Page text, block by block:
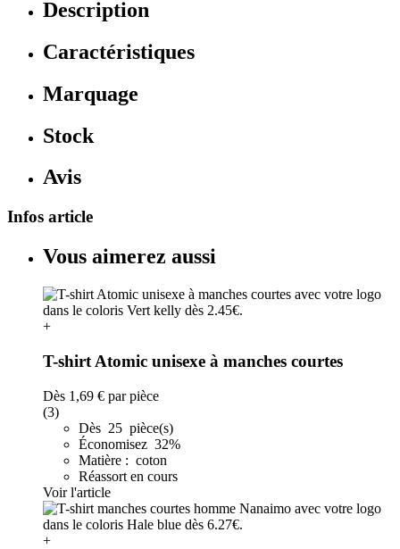
Description
Caractéristiques
Marquage
Stock
Avis
Infos article
Vous aimerez aussi
+
T-shirt Atomic unisexe à manches courtes
Dès 1,69 € par pièce
(3)
Dès 25 pièce(s)
Économisez 32%
Matière : coton
Réassort en cours
Voir l'article
+